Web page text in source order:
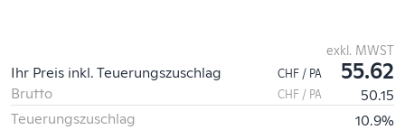
exkl. MWST
Ihr Preis inkl. Teuerungszuschlag CHF / PA 55.62
Brutto CHF / PA
50.15
Teuerungszuschlag
10.9%